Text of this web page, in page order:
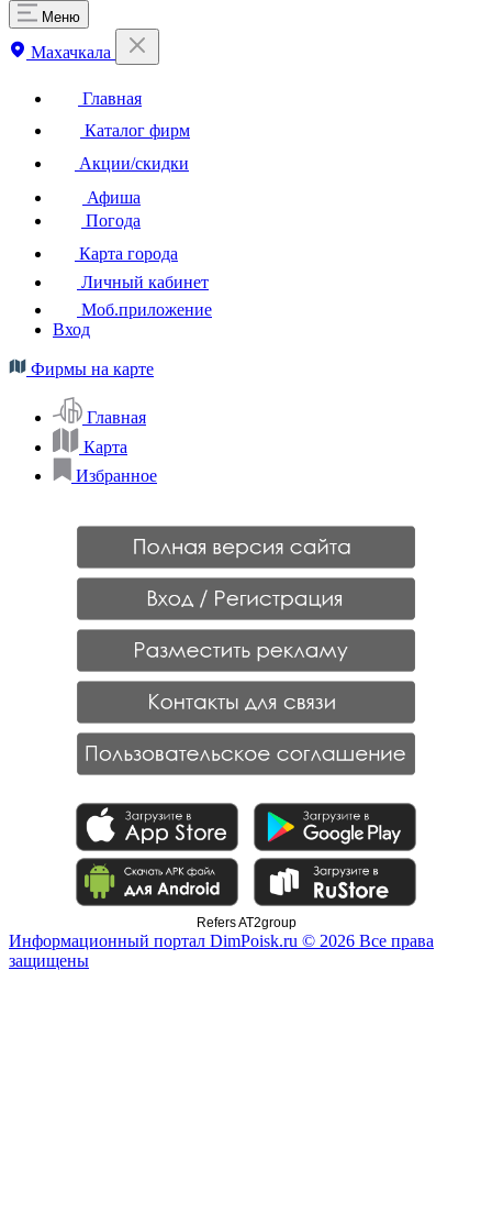
Меню
Махачкала
Главная
Каталог фирм
Акции/скидки
Афиша
Погода
Карта города
Личный кабинет
Моб.приложение
Вход
Фирмы на карте
Главная
Карта
Избранное
Refers AT2group
Информационный портал DimPoisk.ru © 2026 Все права
защищены